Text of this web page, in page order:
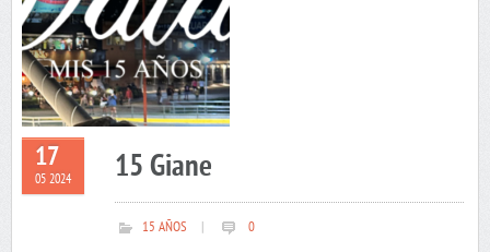
17
05 2024 15 Giane
15 AÑOS 0